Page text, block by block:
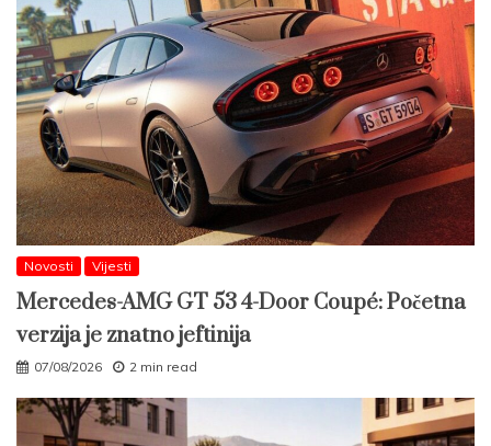
Novosti Vijesti
Mercedes-AMG GT 53 4-Door Coupé: Početna
verzija je znatno jeftinija
07/08/2026 2 min read